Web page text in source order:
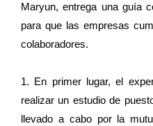
Maryun, entrega una guía
para que las empresas
colaboradores.
1. En primer lugar, el
realizar un estudio de
llevado a cabo por la